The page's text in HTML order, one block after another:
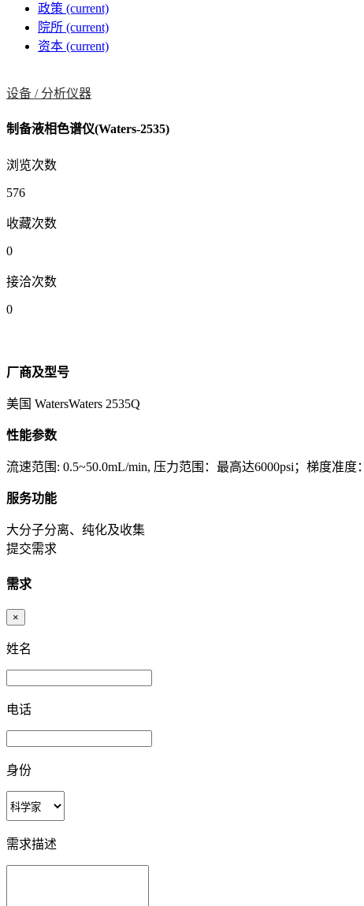
政策 (current)
院所 (current)
资本 (current)
设备 / 分析仪器
制备液相色谱仪(Waters-2535)
浏览次数
576
收藏次数
0
接洽次数
0
厂商及型号
美国 WatersWaters 2535Q
性能参数
流速范围: 0.5~50.0mL/min, 压力范围：最高达6000psi；梯度准
服务功能
大分子分离、纯化及收集
提交需求
需求
×
姓名
电话
身份
需求描述